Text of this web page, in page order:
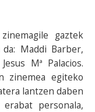
gaztek
Maddi Barber,
Mª Palacios.
zinemea egiteko
lantzen daben
personala,